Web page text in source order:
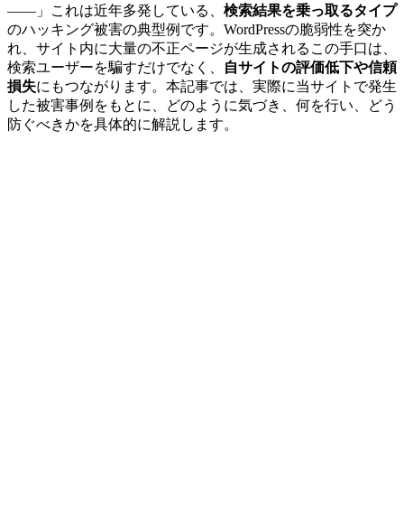
――」これは近年多発している、 検索結果を乗っ取るタイプ
のハッキング被害の典型例です。WordPressの脆弱性を突か
れ、サイト内に大量の不正ページが生成されるこの手口は、
検索ユーザーを騙すだけでなく、
自サイトの評価低下や信頼
損失にもつながります。本記事では、実際に当サイトで発生
した被害事例をもとに、どのように気づき、何を行い、どう
防ぐべきかを具体的に解説します。